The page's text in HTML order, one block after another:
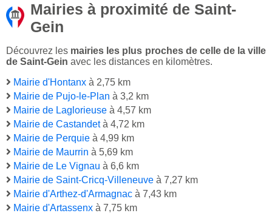
Mairies à proximité de Saint-
Gein
Découvrez les mairies les plus proches de celle de la ville
de Saint-Gein avec les distances en kilomètres.
Mairie d'Hontanx à 2,75 km
Mairie de Pujo-le-Plan à 3,2 km
Mairie de Laglorieuse à 4,57 km
Mairie de Castandetà 4,72 km
Mairie de Perquie à 4,99 km
Mairie de Maurrin à 5,69 km
Mairie de Le Vignau à 6,6 km
Mairie de Saint-Cricq-Villeneuve à 7,27 km
Mairie d'Arthez-d'Armagnac à 7,43 km
Mairie d'Artassenx à 7,75 km